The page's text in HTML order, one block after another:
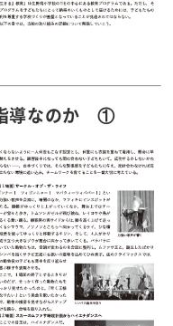
導なのか ①